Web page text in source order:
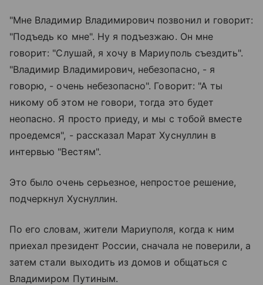
"Мне Владимир Владимирович позвонил и говорит:
"Подъедь ко мне". Ну я подъезжаю. Он мне
говорит: "Слушай, я хочу в Мариуполь съездить".
"Владимир Владимирович, небезопасно, - я
говорю, - очень небезопасно". Говорит: "А ты
никому об этом не говори, тогда это будет
неопасно. Я просто приеду, и мы с тобой вместе
проедемся", - рассказал Марат Хуснуллин в
интервью "Вестям".
Это было очень серьезное, непростое решение,
подчеркнул Хуснуллин.
По его словам, жители Мариуполя, когда к ним
приехал президент России, сначала не поверили, а
затем стали выходить из домов и общаться с
Владимиром Путиным.